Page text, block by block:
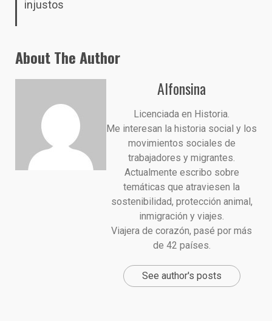
injustos
About The Author
Alfonsina
Licenciada en Historia.
Me interesan la historia social y los
movimientos sociales de
trabajadores y migrantes.
Actualmente escribo sobre
temáticas que atraviesen la
sostenibilidad, protección animal,
inmigración y viajes.
Viajera de corazón, pasé por más
de 42 países.
See author's posts